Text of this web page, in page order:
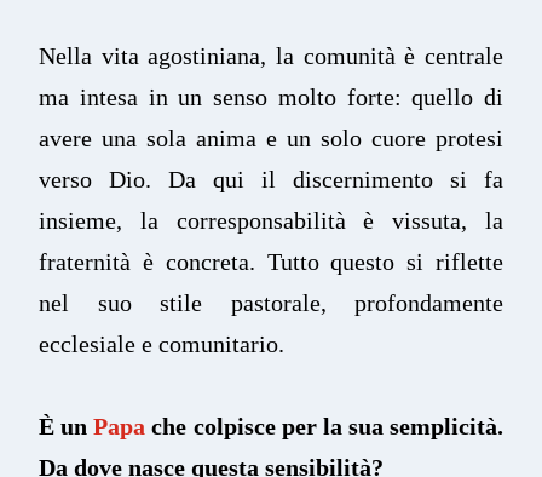
Nella vita agostiniana, la comunità è centrale
ma intesa in un senso molto forte: quello di
avere una sola anima e un solo cuore protesi
verso Dio. Da qui il discernimento si fa
insieme, la corresponsabilità è vissuta, la
fraternità è concreta. Tutto questo si riflette
nel suo stile pastorale, profondamente
ecclesiale e comunitario.
È unPapa che colpisce per la sua semplicità.
Da dove nasce questa sensibilità?